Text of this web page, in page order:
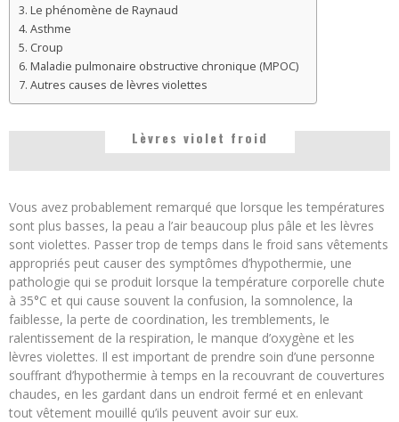
Le phénomène de Raynaud
Asthme
Croup
Maladie pulmonaire obstructive chronique (MPOC)
Autres causes de lèvres violettes
Lèvres violet froid
Vous avez probablement remarqué que lorsque les températures
sont plus basses, la peau a l’air beaucoup plus pâle et les lèvres
sont violettes. Passer trop de temps dans le froid sans vêtements
appropriés peut causer des symptômes d’hypothermie, une
pathologie qui se produit lorsque la température corporelle chute
à 35°C et qui cause souvent la confusion, la somnolence, la
faiblesse, la perte de coordination, les tremblements, le
ralentissement de la respiration, le manque d’oxygène et les
lèvres violettes. Il est important de prendre soin d’une personne
souffrant d’hypothermie à temps en la recouvrant de couvertures
chaudes, en les gardant dans un endroit fermé et en enlevant
tout vêtement mouillé qu’ils peuvent avoir sur eux.